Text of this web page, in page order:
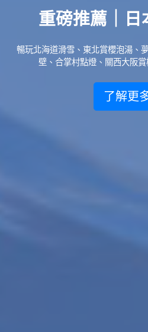
重磅推薦｜日
暢玩北海道滑雪、東北賞櫻泡湯、
壁、合掌村點燈、關西大阪
了解更